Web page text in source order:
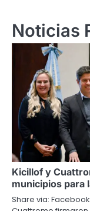
Noticias
Kicillof y
municipios para
Share via: